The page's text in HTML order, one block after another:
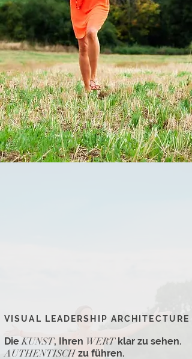
VISUAL LEADERSHIP ARCHITECTURE
DieKUNST, Ihren WERTklar zu sehen.
AUTHENTISCHzu führen.